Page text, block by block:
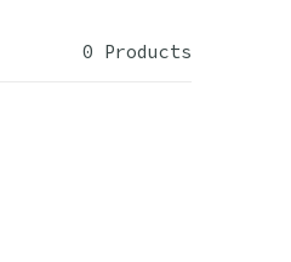
0 Products